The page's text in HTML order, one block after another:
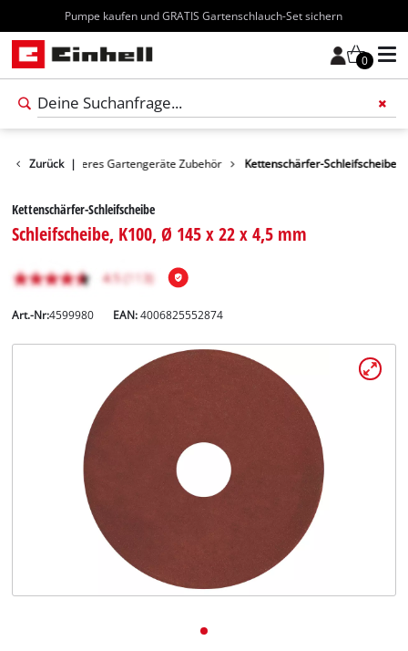
Kostenloser Versand ab 70€
0
Deutsch
Zurück |
Weiteres Gartengeräte Zubehör Kettenschärfer-Schleifscheibe
Kettenschärfer-Schleifscheibe
Schleifscheibe, K100, Ø 145 x 22 x 4,5 mm
Art.-Nr:4599980 EAN:4006825552874